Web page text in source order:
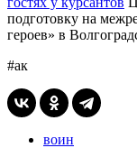
подготовку на
героев» в
#ак
воин